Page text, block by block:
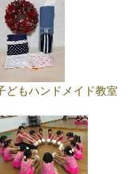
どもハンドメイド教室